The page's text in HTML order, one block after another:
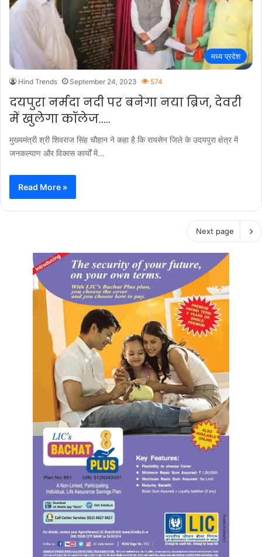
मध्य प्रदेश
Hind Trends September 24, 2023 574
दयपुरा नर्मदा नदी पर बनेगा नया ब्रिज, देवरी
में खुलेगा कॉलेज…..
मुख्यमंत्री श्री शिवराज सिंह चौहान ने कहा है कि रायसेन जिले के उदयपुरा क्षेत्र में
जनकल्याण और विकास कार्यों में…
Read More »
Next page